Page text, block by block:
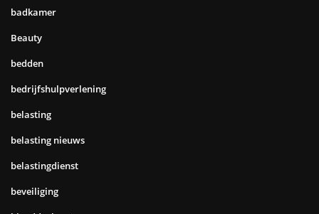
badkamer
Beauty
bedden
bedrijfshulpverlening
belasting
belasting nieuws
belastingdienst
beveiliging